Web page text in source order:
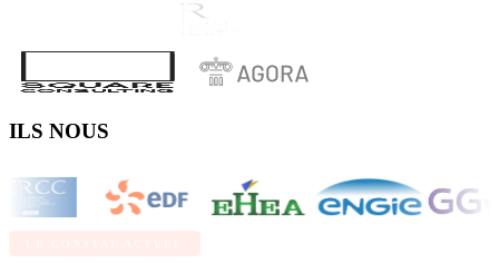
ILS NOUS